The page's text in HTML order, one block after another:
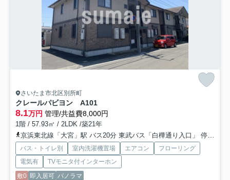
さいたま市北区別所町
クレールパビヨン A101
8.1万円 管理/共益費8,000円
1階 / 57.93㎡ / 2LDK /築21年
京浜東北線「大宮」駅 バス20分 東武バス「白樺通り入口」 停歩5分
バス・トイレ別 室内洗濯機置場 エアコン
フローリング
電気有
TVモニタ付インターホン
敷0 即入居可 パノラマ